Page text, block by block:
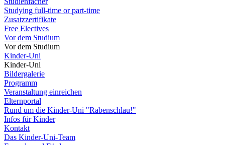
Studying full-time or part-time
Zusatzzertifikate
Free Electives
Vor dem Studium
Vor dem Studium
Kinder-Uni
Kinder-Uni
Bildergalerie
Programm
Veranstaltung einreichen
Elternportal
Rund um die Kinder-Uni "Rabenschlau!"
Infos für Kinder
Kontakt
Das Kinder-Uni-Team